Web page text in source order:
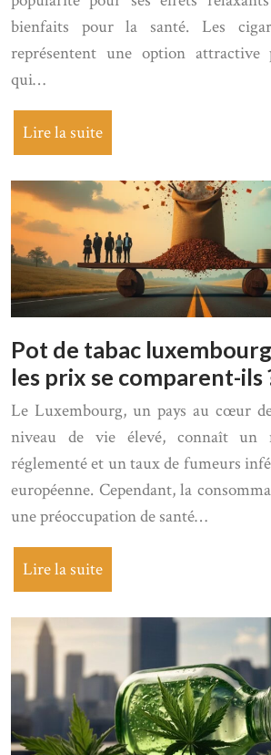
bienfaits pour la santé. Les
représentent une option
qui…
Lire la suite
Pot de tabac
les prix se comparent-ils
Le Luxembourg, un pays au cœur
niveau de vie élevé, connaît un
réglementé et un taux de fumeurs
européenne. Cependant, la
une préoccupation de santé…
Lire la suite